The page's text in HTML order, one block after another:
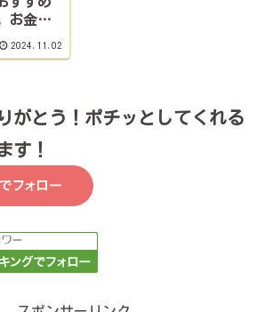
お金か
2024.11.02
がとう！ポチッとしてくれる
す！